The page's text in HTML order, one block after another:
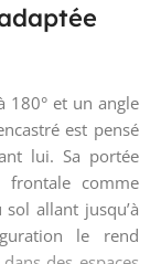
180° et un angle
est pensé
lui. Sa portée
comme
allant jusqu’à
le rend